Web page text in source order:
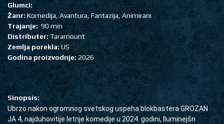
Glumci:
Žanr:Komedija, Avantura, Fantazija, Animirani
Trajanje:90 min
Distributer:Taramount
Zemlja porekla: US
Godina proizvodnje:2026
Sinopsis:
Ubrzo nakon ogromnog svetskog uspeha blokbastera GROZAN
JA 4, najduhovitije letnje komedije u 2024. godini, Iluminejšn